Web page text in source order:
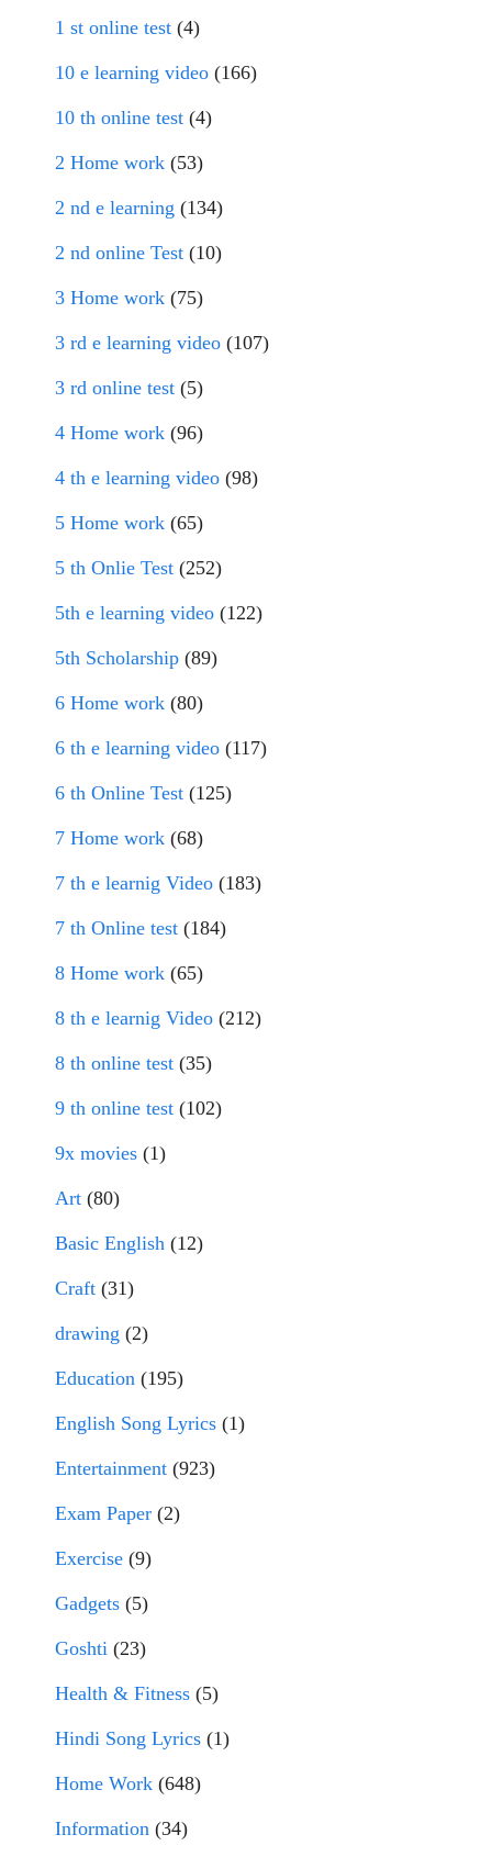
1 st online test (4)
10 e learning video (166)
10 th online test (4)
2 Home work (53)
2 nd e learning (134)
2 nd online Test (10)
3 Home work (75)
3 rd e learning video (107)
3 rd online test (5)
4 Home work (96)
4 th e learning video (98)
5 Home work (65)
5 th Onlie Test (252)
5th e learning video (122)
5th Scholarship (89)
6 Home work (80)
6 th e learning video (117)
6 th Online Test (125)
7 Home work (68)
7 th e learnig Video (183)
7 th Online test (184)
8 Home work (65)
8 th e learnig Video (212)
8 th online test (35)
9 th online test (102)
9x movies (1)
Art (80)
Basic English (12)
Craft (31)
drawing (2)
Education (195)
English Song Lyrics (1)
Entertainment (923)
Exam Paper (2)
Exercise (9)
Gadgets (5)
Goshti (23)
Health & Fitness (5)
Hindi Song Lyrics (1)
Home Work (648)
Information (34)